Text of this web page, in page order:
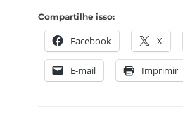
Compartilhe isso:
Facebook X
E-mail Imprimir